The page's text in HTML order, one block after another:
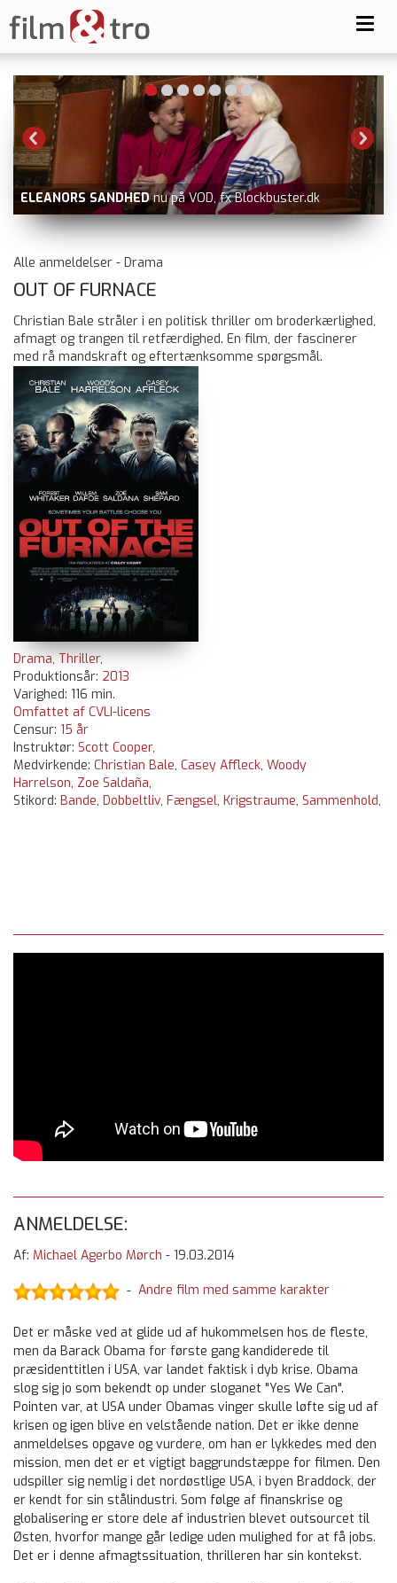
TEMA FILM OG TRO-AFTENER nu
NICEVILLE
Alle anmeldelser - Drama
OUT OF FURNACE
Christian Bale stråler i en politisk thriller om broderkærlighed,
afmagt og trangen til retfærdighed. En film, der fascinerer
med rå mandskraft og eftertænksomme spørgsmål.
Drama,Thriller,
Produktionsår: 2013
Varighed: 116 min.
Omfattet af CVLI-licens
Censur: 15 år
Instruktør: Scott Cooper,
Medvirkende: Christian Bale, Casey Affleck, Woody
Harrelson, Zoe Saldaña,
Stikord: Bande, Dobbeltliv, Fængsel, Krigstraume, Sammenhold,
ANMELDELSE:
Af: Michael Agerbo Mørch - 19.03.2014
- Andre film med samme karakter
Det er måske ved at glide ud af hukommelsen hos de fleste,
men da Barack Obama for første gang kandiderede til
præsidenttitlen i USA, var landet faktisk i dyb krise. Obama
slog sig jo som bekendt op under sloganet "Yes We Can".
Pointen var, at USA under Obamas vinger skulle løfte sig ud af
krisen og igen blive en velstående nation. Det er ikke denne
anmeldelses opgave og vurdere, om han er lykkedes med den
mission, men det er et vigtigt baggrundstæppe for filmen. Den
udspiller sig nemlig i det nordøstlige USA, i byen Braddock, der
er kendt for sin stålindustri. Som følge af finanskrise og
globalisering er store dele af industrien blevet outsourcet til
Østen, hvorfor mange går ledige uden mulighed for at få jobs.
Det er i denne afmagtssituation, thrilleren har sin kontekst.